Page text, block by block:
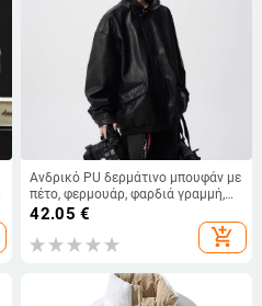
Ανδρικό PU δερμάτινο μπουφάν με
πέτο, φερμουάρ, φαρδιά γραμμή,
κανονικό μήκος
42.05 €
add_shopping_cart